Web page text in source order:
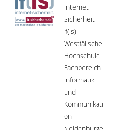
Internet-
Sicherheit –
if(is)
Westfälische
Hochschule
Fachbereich
Informatik
und
Kommunikati
on
Neidenburge